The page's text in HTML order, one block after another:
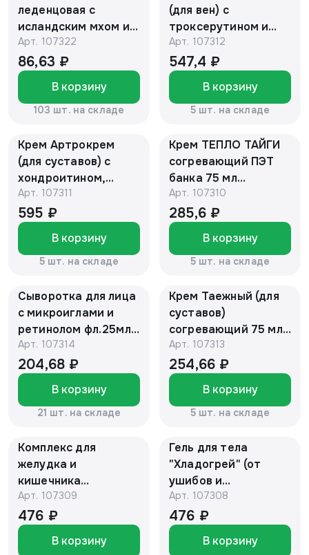
леденцовая с
исландским мхом и
солодкой со вкусом
"Мята и имбирь", 10
шт 1/36 24мес
Радоград БАД
Арт. 107322
86,63 ₽
В корзину
103 шт. на складе
(для вен) с
троксерутином и
гесперидином фл
250 мл "Алтайский
нектар"
Арт. 107312
547,4 ₽
В корзину
5 шт. на складе
Крем Артрокрем
(для суставов) с
хондроитином,
глюкозамином и
МСМ, банка 150 мл
"Алтайский нектар"
Арт. 107311
595 ₽
В корзину
5 шт. на складе
Крем ТЕПЛО ТАЙГИ
согревающий ПЭТ
банка 75 мл
"Алтайский нектар"
Арт. 107310
285,6 ₽
В корзину
5 шт. на складе
Сыворотка для лица
с микроиглами и
ретинолом фл.25мл
(с пипеткой)
Арт. 107314
204,68 ₽
В корзину
21 шт. на складе
Крем Таежный (для
суставов)
согревающий 75 мл
"Алтайский нектар"
Арт. 107313
254,66 ₽
В корзину
5 шт. на складе
Комплекс для
желудка и
кишечника
"ГАСТРОПЕРФЕКТ",
ПЭТ банка, капс.
0,48 г №60 БАД
"Алтайский нектар"
Арт. 107309
476 ₽
В корзину
Гель для тела
"Хладогрей" (от
ушибов и
растяжений), фл.
300 мл с дозатором
"Алтайский нектар"
Арт. 107308
476 ₽
В корзину